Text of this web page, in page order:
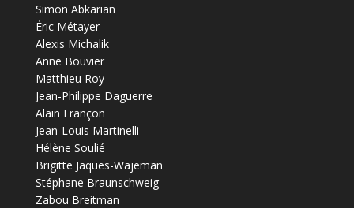
Simon Abkarian
Éric Métayer
Alexis Michalik
Anne Bouvier
Matthieu Roy
Jean-Philippe Daguerre
Alain Françon
Jean-Louis Martinelli
Hélène Soulié
Brigitte Jaques-Wajeman
Stéphane Braunschweig
Zabou Breitman